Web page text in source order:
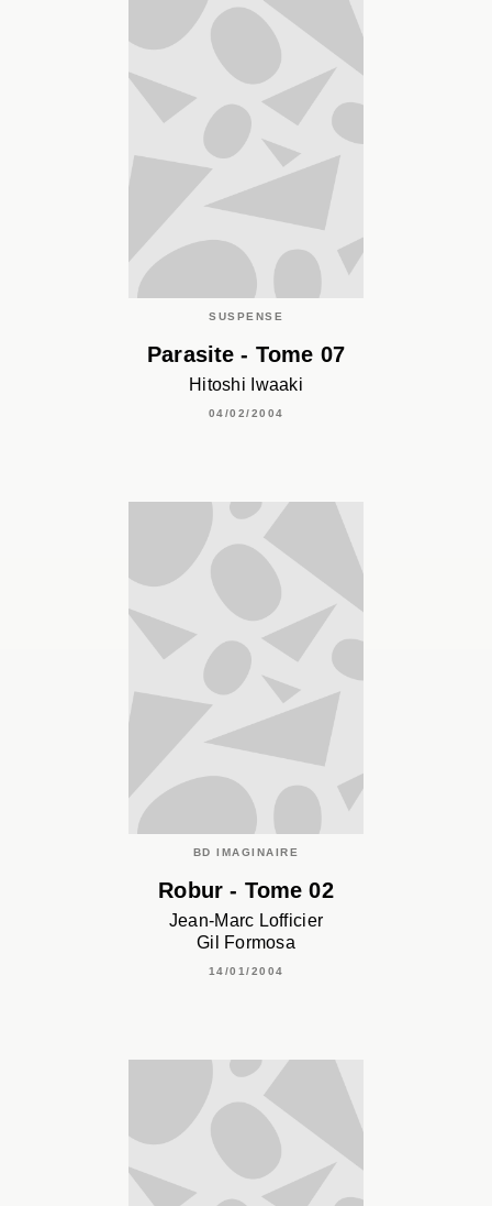
SUSPENSE
Parasite - Tome 07
Hitoshi Iwaaki
04/02/2004
BD IMAGINAIRE
Robur - Tome 02
Jean-Marc Lofficier
Gil Formosa
14/01/2004